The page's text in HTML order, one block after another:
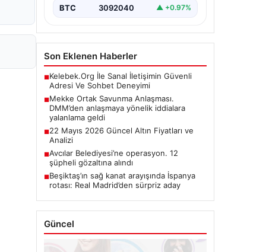
BTC 3092040 ▲ +0.97%
Son Eklenen Haberler
■Kelebek.Org İle Sanal İletişimin Güvenli
Adresi Ve Sohbet Deneyimi
■Mekke Ortak Savunma Anlaşması.
DMM’den anlaşmaya yönelik iddialara
yalanlama geldi
■22 Mayıs 2026 Güncel Altın Fiyatları ve
Analizi
■Avcılar Belediyesi’ne operasyon. 12
şüpheli gözaltına alındı
■Beşiktaş’ın sağ kanat arayışında İspanya
rotası: Real Madrid’den sürpriz aday
Güncel